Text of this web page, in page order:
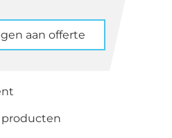
aan offerte
producten